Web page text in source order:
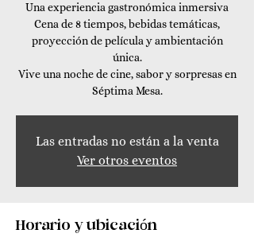
Una experiencia gastronómica inmersiva
Cena de 8 tiempos, bebidas temáticas,
proyección de película y ambientación
única.
Vive una noche de cine, sabor y sorpresas en
Séptima Mesa.
Las entradas no están a la venta
Ver otros eventos
Horario y ubicación